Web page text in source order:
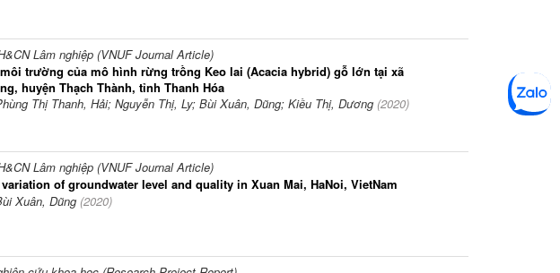
Lâm nghiệp (VNUF Journal Article)
trường của mô hình rừng trồng Keo lai (Acacia hybrid) gỗ lớn tại xã
huyện Thạch Thành, tỉnh Thanh Hóa
Thị Thanh, Hải; Nguyễn Thị, Ly; Bùi Xuân, Dũng; Kiều Thị, Dương (2020)
Lâm nghiệp (VNUF Journal Article)
of groundwater level and quality in Xuan Mai, HaNoi, VietNam
Xuân, Dũng (2020)